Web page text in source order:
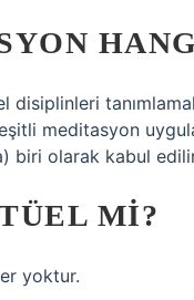
meditasyon
biri olarak kabul
MI?
yoktur.